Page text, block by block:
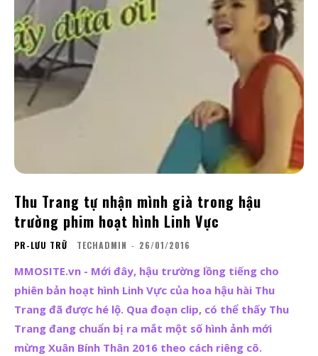
Thu Trang tự nhận mình già trong hậu
trường phim hoạt hình Linh Vực
PR-LƯU TRỮ TECHADMIN - 26/01/2016
MMOSITE.vn - Mới đây, hậu trường lồng tiếng cho
phiên bản hoạt hình Linh Vực của hoa hậu hài Thu
Trang đã được hé lộ. Qua đoạn clip, có thể thấy Thu
Trang đang chuẩn bị ra mắt một số hình ảnh mới
mừng Xuân Bính Thân 2016 theo cách riêng cô.